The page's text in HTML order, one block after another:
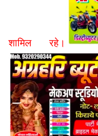
शामिल रहे।